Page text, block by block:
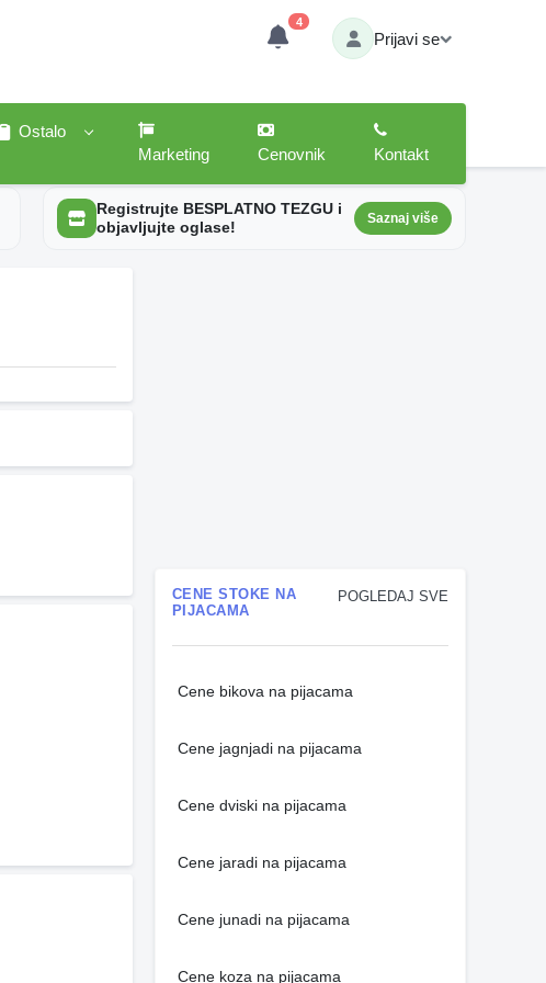
4
Prijavi se
Ostalo
Marketing
Cenovnik Kontakt
Registrujte BESPLATNO TEZGU i
objavljujte oglase!
Saznaj više
POGLEDAJ SVE
CENE STOKE NA
PIJACAMA
Cene bikova na pijacama
Cene jagnjadi na pijacama
Cene dviski na pijacama
Cene jaradi na pijacama
Cene junadi na pijacama
Cene koza na pijacama